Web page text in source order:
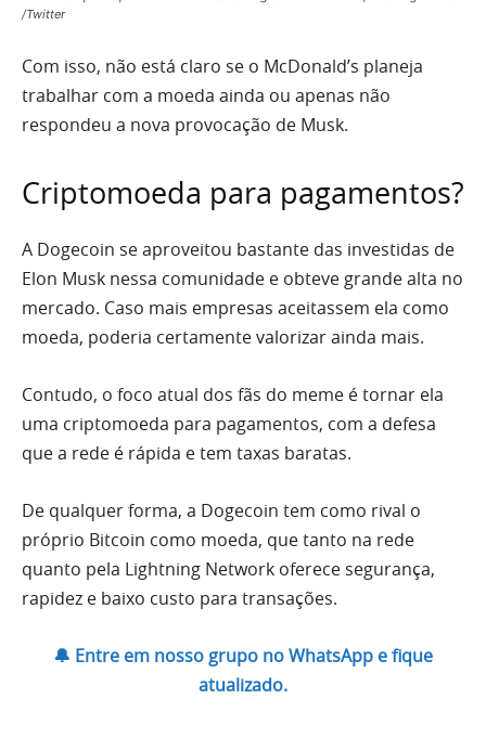
/Twitter
Com isso, não está claro se o McDonald’s planeja
trabalhar com a moeda ainda ou apenas não
respondeu a nova provocação de Musk.
Criptomoeda para pagamentos?
A Dogecoin se aproveitou bastante das investidas de
Elon Musk nessa comunidade e obteve grande alta no
mercado. Caso mais empresas aceitassem ela como
moeda, poderia certamente valorizar ainda mais.
Contudo, o foco atual dos fãs do meme é tornar ela
uma criptomoeda para pagamentos, com a defesa
que a rede é rápida e tem taxas baratas.
De qualquer forma, a Dogecoin tem como rival o
próprio Bitcoin como moeda, que tanto na rede
quanto pela Lightning Network oferece segurança,
rapidez e baixo custo para transações.
🔔 Entre em nosso grupo no WhatsApp e fique
atualizado.